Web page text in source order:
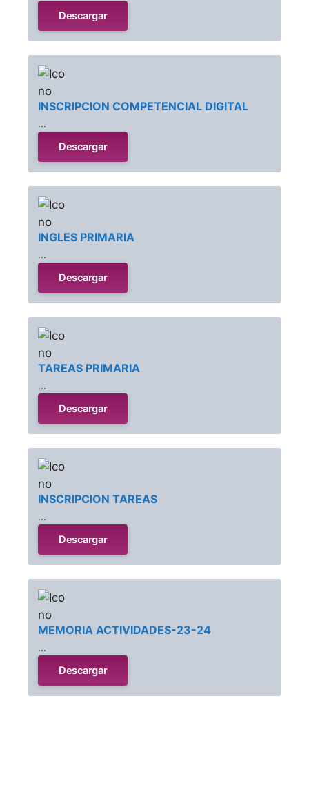
Descargar
INSCRIPCION COMPETENCIAL DIGITAL
...
Descargar
INGLES PRIMARIA
...
Descargar
TAREAS PRIMARIA
...
Descargar
INSCRIPCION TAREAS
...
Descargar
MEMORIA ACTIVIDADES-23-24
...
Descargar